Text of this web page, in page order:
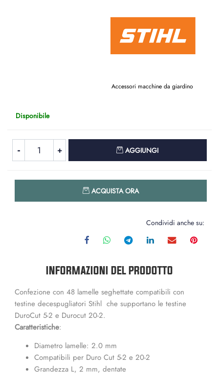
Accessori macchine da giardino
Disponibile
AGGIUNGI
ACQUISTA ORA
Condividi anche su:
INFORMAZIONI DEL PRODOTTO
Confezione con 48 lamelle seghettate compatibili con
testine decespugliatori Stihl che supportano le testine
DuroCut 5-2 e Durocut 20-2.
Caratteristiche:
Diametro lamelle: 2.0 mm
Compatibili per Duro Cut 5-2 e 20-2
Grandezza L, 2 mm, dentate